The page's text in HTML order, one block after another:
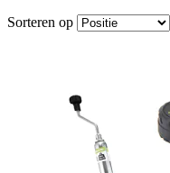
Sorteren op